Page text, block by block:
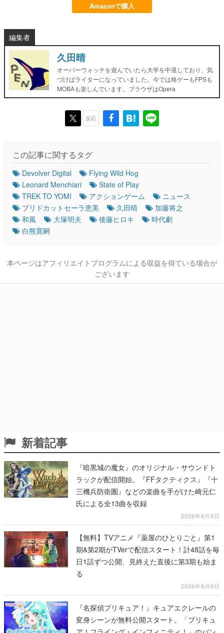
Amazonで購入
編集者
久田晴
オーバーウォッチを遊んでいたら大学を中退しており、気
づけばライターになっていました。今では格ゲーもFPSも
MOBAも楽しんでいます。ブラウザはOpera
反応
この記事に関するタグ
Devolver Digital
Flying Wild Hog
Leonard Menchiari
State of Play
TREK TO YOMI
アクションゲーム
ニュース
ブリドカットセーラ恵美
久田晴
加藤将之
和風
大塚明夫 後藤ヒロキ
時代劇
白熊寛嗣
本ページはアフィリエイトプログラムによる収益を得ている場合が
ございます
新着記事
『暗黒城の魔女』のオリジナル・サウンドト
ラックが配信開始。『FFタクティクス』『十
三機兵防衛圏』などの楽曲を手がけた崎元仁
氏による全13曲を収録
2026年8月9日
【無料】TVアニメ『薬屋のひとりごと』第1
期&第2期がTVerで配信スタート！計48話を毎
日1話ずつ公開、見終えた直後に第3期も始ま
る
2026年8月9日
『名探偵プリキュア！』キュアエクレールの
変身シーンが無料公開スタート。「プリキュ